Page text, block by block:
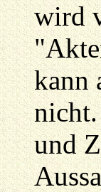
wird
kann
und